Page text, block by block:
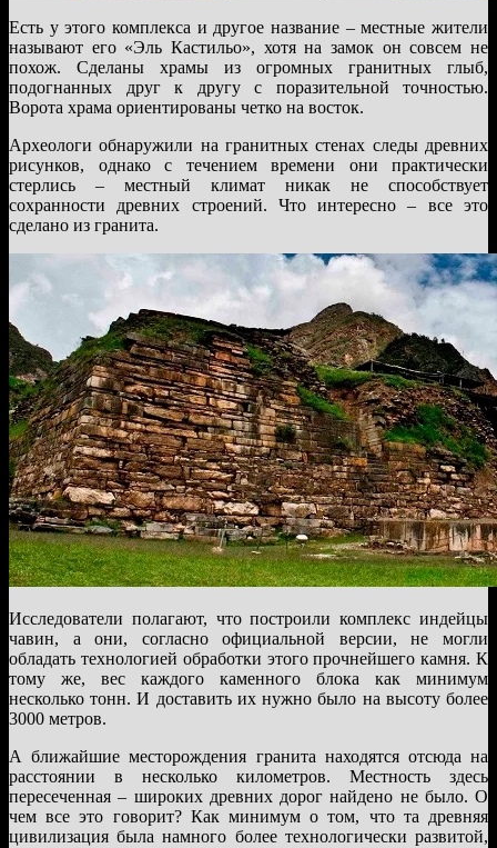
Есть у этого комплекса и другое название – местные жители
называют его «Эль Кастильо», хотя на замок он совсем не
похож. Сделаны храмы из огромных гранитных глыб,
подогнанных друг к другу с поразительной точностью.
Ворота храма ориентированы четко на восток.
Археологи обнаружили на гранитных стенах следы древних
рисунков, однако с течением времени они практически
стерлись – местный климат никак не способствует
сохранности древних строений. Что интересно – все это
сделано из гранита.
Исследователи полагают, что построили комплекс индейцы
чавин, а они, согласно официальной версии, не могли
обладать технологией обработки этого прочнейшего камня. К
тому же, вес каждого каменного блока как минимум
несколько тонн. И доставить их нужно было на высоту более
3000 метров.
А ближайшие месторождения гранита находятся отсюда на
расстоянии в несколько километров. Местность здесь
пересеченная – широких древних дорог найдено не было. О
чем все это говорит? Как минимум о том, что та древняя
цивилизация была намного более технологически развитой,